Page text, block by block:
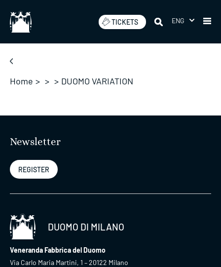
content
TICKETS ENG
Home > > > DUOMO VARIATION
Newsletter
REGISTER
DUOMO DI MILANO
Veneranda Fabbrica del Duomo
Via Carlo Maria Martini, 1 – 20122 Milano